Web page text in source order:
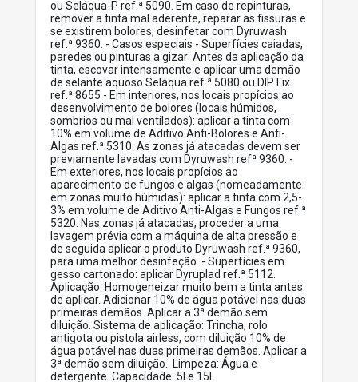
ou Seláqua-P ref.ª 5090. Em caso de repinturas,
remover a tinta mal aderente, reparar as fissuras e
se existirem bolores, desinfetar com Dyruwash
ref.ª 9360. - Casos especiais - Superfícies caiadas,
paredes ou pinturas a gizar: Antes da aplicação da
tinta, escovar intensamente e aplicar uma demão
de selante aquoso Seláqua ref.ª 5080 ou DIP Fix
ref.ª 8655 - Em interiores, nos locais propícios ao
desenvolvimento de bolores (locais húmidos,
sombrios ou mal ventilados): aplicar a tinta com
10% em volume de Aditivo Anti-Bolores e Anti-
Algas ref.ª 5310. As zonas já atacadas devem ser
previamente lavadas com Dyruwash refª 9360. -
Em exteriores, nos locais propícios ao
aparecimento de fungos e algas (nomeadamente
em zonas muito húmidas): aplicar a tinta com 2,5-
3% em volume de Aditivo Anti-Algas e Fungos ref.ª
5320. Nas zonas já atacadas, proceder a uma
lavagem prévia com a máquina de alta pressão e
de seguida aplicar o produto Dyruwash ref.ª 9360,
para uma melhor desinfeção. - Superfícies em
gesso cartonado: aplicar Dyruplad ref.ª 5112.
Aplicação: Homogeneizar muito bem a tinta antes
de aplicar. Adicionar 10% de água potável nas duas
primeiras demãos. Aplicar a 3ª demão sem
diluição. Sistema de aplicação: Trincha, rolo
antigota ou pistola airless, com diluição 10% de
água potável nas duas primeiras demãos. Aplicar a
3ª demão sem diluição.. Limpeza: Água e
detergente. Capacidade: 5l e 15l.